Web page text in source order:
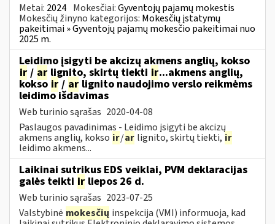
Metai: 2024 Mokesčiai:Gyventojų pajamų mokestis
Mokesčių žinyno kategorijos: Mokesčių įstatymų
pakeitimai » Gyventojų pajamų mokesčio pakeitimai nuo
2025 m.
Leidimo įsigyti be akcizų akmens anglių, kokso
ir / ar lignito, skirtų tiekti ir...akmens anglių,
kokso ir / ar lignito naudojimo verslo reikmėms
leidimo išdavimas
Web turinio sąrašas 2020-04-08
Paslaugos pavadinimas - Leidimo įsigyti be akcizų
akmens anglių, kokso ir/ar lignito, skirtų tiekti, ir
leidimo akmens...
Laikinai sutrikus EDS veiklai, PVM deklaracijas
galės teikti ir liepos 26 d.
Web turinio sąrašas 2023-07-25
Valstybinė mokesčių inspekcija (VMI) informuoja, kad